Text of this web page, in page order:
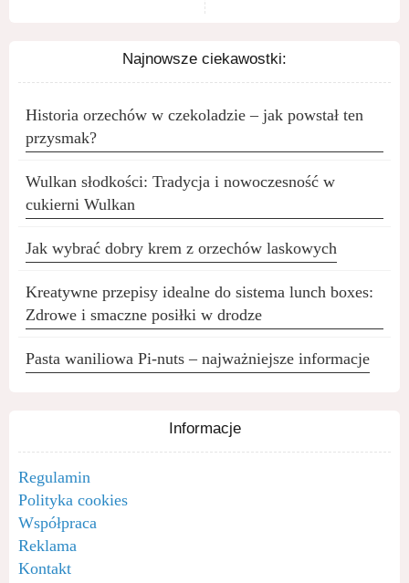
Najnowsze ciekawostki:
Historia orzechów w czekoladzie – jak powstał ten
przysmak?
Wulkan słodkości: Tradycja i nowoczesność w
cukierni Wulkan
Jak wybrać dobry krem z orzechów laskowych
Kreatywne przepisy idealne do sistema lunch boxes:
Zdrowe i smaczne posiłki w drodze
Pasta waniliowa Pi-nuts – najważniejsze informacje
Informacje
Regulamin
Polityka cookies
Współpraca
Reklama
Kontakt